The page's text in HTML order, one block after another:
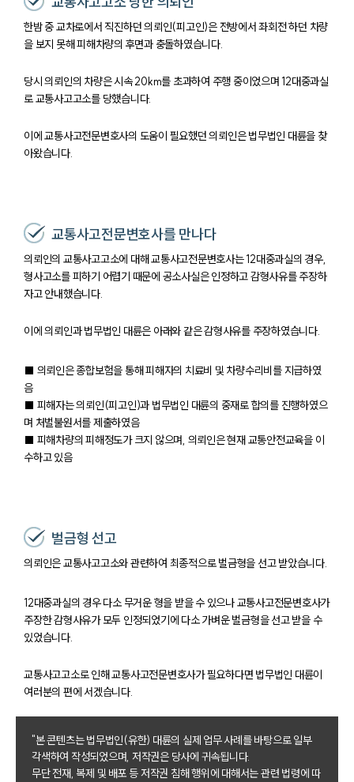
한밤 중 교차로에서 직진하던 의뢰인(피고인)은 전방에서 좌회전 하던 차량
을 보지 못해 피해차량의 후면과 충돌하였습니다.
당시 의뢰인의 차량은 시속 20km를 초과하여 주행 중이었으며 12대중과실
로 교통사고고소를 당했습니다.
이에 교통사고전문변호사의 도움이 필요했던 의뢰인은 법무법인 대륜을 찾
아왔습니다.
교통사고전문변호사를 만나다
의뢰인의 교통사고고소에 대해 교통사고전문변호사는 12대중과실의 경우,
형사고소를 피하기 어렵기 때문에 공소사실은 인정하고 감형사유를 주장하
자고 안내했습니다.
이에 의뢰인과 법무법인 대륜은 아래와 같은 감형사유를 주장하였습니다.
■ 의뢰인은 종합보험을 통해 피해자의 치료비 및 차량수리비를 지급하였
음
■ 피해자는 의뢰인(피고인)과 법무법인 대륜의 중재로 합의를 진행하였으
며 처벌불원서를 제출하였음
■ 피해차량의 피해정도가 크지 않으며, 의뢰인은 현재 교통안전교육을 이
수하고 있음
벌금형 선고
의뢰인은 교통사고고소와 관련하여 최종적으로 벌금형을 선고 받았습니다.
12대중과실의 경우 다소 무거운 형을 받을 수 있으나 교통사고전문변호사가
주장한 감형사유가 모두 인정되었기에 다소 가벼운 벌금형을 선고 받을 수
있었습니다.
교통사고고소로 인해 교통사고전문변호사가 필요하다면 법무법인 대륜이
여러분의 편에 서겠습니다.
"본 콘텐츠는 법무법인(유한) 대륜의 실제 업무 사례를 바탕으로 일부
각색하여 작성되었으며, 저작권은 당사에 귀속됩니다.
무단 전재, 복제 및 배포 등 저작권 침해 행위에 대해서는 관련 법령에 따